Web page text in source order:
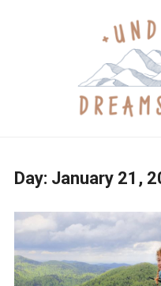
Day: January 21,